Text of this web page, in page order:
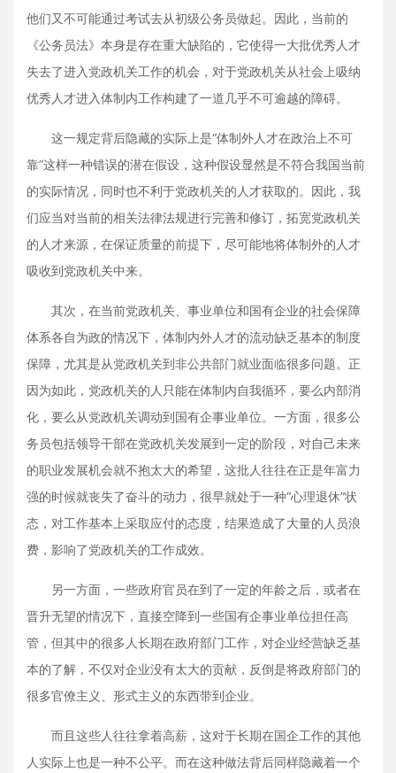
他们又不可能通过考试去从初级公务员做起。因此，当前的
《公务员法》本身是存在重大缺陷的，它使得一大批优秀人才
失去了进入党政机关工作的机会，对于党政机关从社会上吸纳
优秀人才进入体制内工作构建了一道几乎不可逾越的障碍。
这一规定背后隐藏的实际上是“体制外人才在政治上不可
靠”这样一种错误的潜在假设，这种假设显然是不符合我国当前
的实际情况，同时也不利于党政机关的人才获取的。因此，我
们应当对当前的相关法律法规进行完善和修订，拓宽党政机关
的人才来源，在保证质量的前提下，尽可能地将体制外的人才
吸收到党政机关中来。
其次，在当前党政机关、事业单位和国有企业的社会保障
体系各自为政的情况下，体制内外人才的流动缺乏基本的制度
保障，尤其是从党政机关到非公共部门就业面临很多问题。正
因为如此，党政机关的人只能在体制内自我循环，要么内部消
化，要么从党政机关调动到国有企事业单位。一方面，很多公
务员包括领导干部在党政机关发展到一定的阶段，对自己未来
的职业发展机会就不抱太大的希望，这批人往往在正是年富力
强的时候就丧失了奋斗的动力，很早就处于一种“心理退休”状
态，对工作基本上采取应付的态度，结果造成了大量的人员浪
费，影响了党政机关的工作成效。
另一方面，一些政府官员在到了一定的年龄之后，或者在
晋升无望的情况下，直接空降到一些国有企事业单位担任高
管，但其中的很多人长期在政府部门工作，对企业经营缺乏基
本的了解，不仅对企业没有太大的贡献，反倒是将政府部门的
很多官僚主义、形式主义的东西带到企业。
而且这些人往往拿着高薪，这对于长期在国企工作的其他
人实际上也是一种不公平。而在这种做法背后同样隐藏着一个